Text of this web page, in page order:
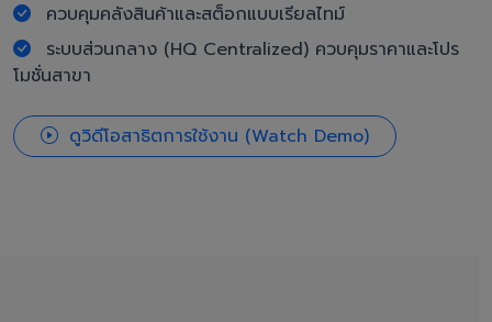
ควบคุมคลังสินค้าและสต็อกแบบเรียลไทม์
ระบบส่วนกลาง (HQ Centralized) ควบคุมราคาและโปร
โมชั่นสาขา
ดูวิดีโอสาธิตการใช้งาน (Watch Demo)